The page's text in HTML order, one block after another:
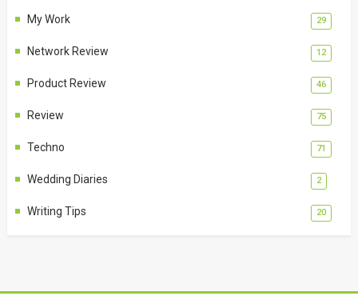
My Work 29
Network Review 12
Product Review 46
Review 75
Techno 71
Wedding Diaries 2
Writing Tips 20